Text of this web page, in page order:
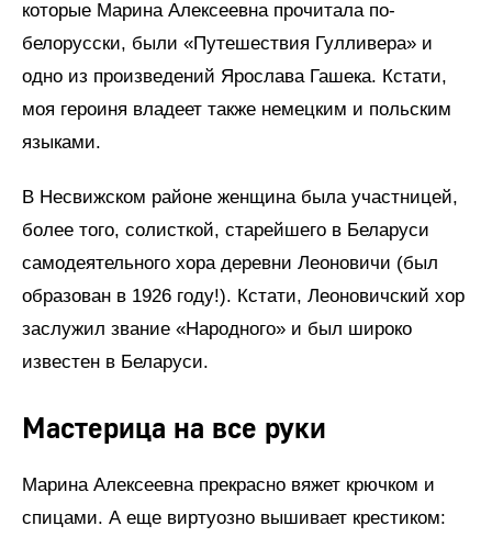
которые Марина Алексеевна прочитала по-
белорусски, были «Путешествия Гулливера» и
одно из произведений Ярослава Гашека. Кстати,
моя героиня владеет также немецким и польским
языками.
В Несвижском районе женщина была участницей,
более того, солисткой, старейшего в Беларуси
самодеятельного хора деревни Леоновичи (был
образован в 1926 году!). Кстати, Леоновичский хор
заслужил звание «Народного» и был широко
известен в Беларуси.
Мастерица на все руки
Марина Алексеевна прекрасно вяжет крючком и
спицами. А еще виртуозно вышивает крестиком: